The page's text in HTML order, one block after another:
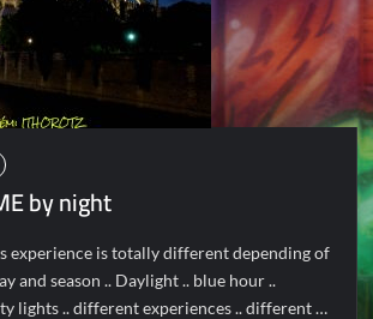
by night
experience is totally different depending of
and season .. Daylight .. blue hour ..
lights .. different experiences .. different …